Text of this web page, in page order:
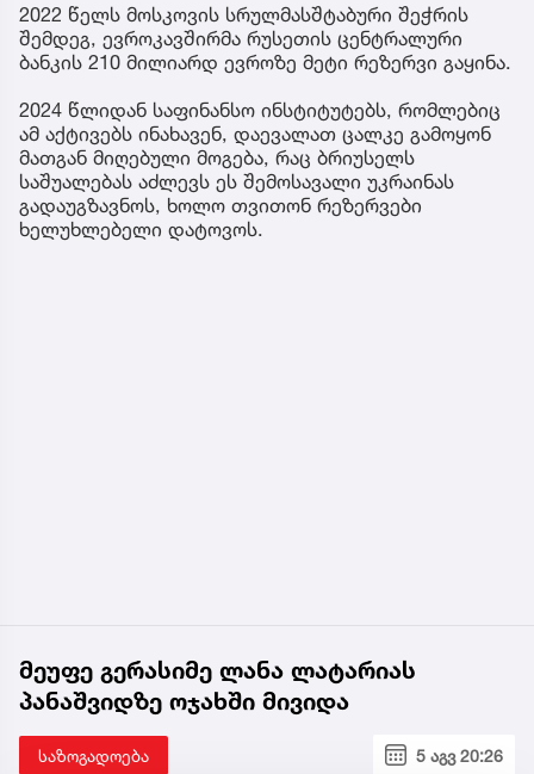
2022 წელს მოსკოვის სრულმასშტაბური შეჭრის
შემდეგ, ევროკავშირმა რუსეთის ცენტრალური
ბანკის 210 მილიარდ ევროზე მეტი რეზერვი გაყინა.
2024 წლიდან საფინანსო ინსტიტუტებს, რომლებიც
ამ აქტივებს ინახავენ, დაევალათ ცალკე გამოყონ
მათგან მიღებული მოგება, რაც ბრიუსელს
საშუალებას აძლევს ეს შემოსავალი უკრაინას
გადაუგზავნოს, ხოლო თვითონ რეზერვები
ხელუხლებელი დატოვოს.
მეუფე გერასიმე ლანა ლატარიას
პანაშვიდზე ოჯახში მივიდა
საზოგადოება 5 აგვ 20:26